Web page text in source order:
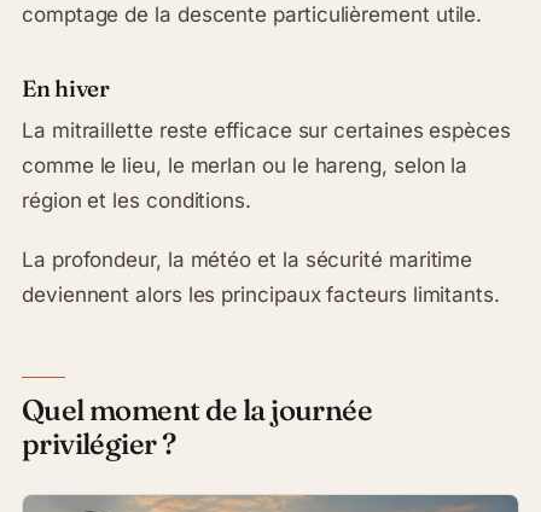
comptage de la descente particulièrement utile.
En hiver
La mitraillette reste efficace sur certaines espèces
comme le lieu, le merlan ou le hareng, selon la
région et les conditions.
La profondeur, la météo et la sécurité maritime
deviennent alors les principaux facteurs limitants.
Quel moment de la journée
privilégier ?